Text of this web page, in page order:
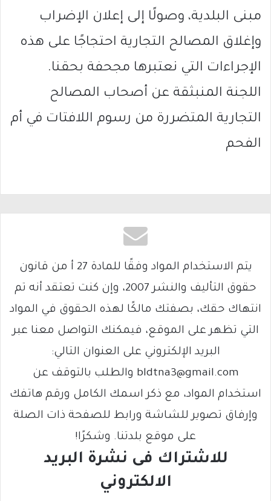
مبنى البلدية، وصولًا إلى إعلان الإضراب
وإغلاق المصالح التجارية احتجاجًا على هذه
الإجراءات التي نعتبرها مجحفة بحقنا.
اللجنة المنبثقة عن أصحاب المصالح
التجارية المتضررة من رسوم اللافتات في أم
الفحم
يتم الاستخدام المواد وفقًا للمادة 27 أ من قانون
حقوق التأليف والنشر 2007، وإن كنت تعتقد أنه تم
انتهاك حقك، بصفتك مالكًا لهذه الحقوق في المواد
التي تظهر على الموقع، فيمكنك التواصل معنا عبر
البريد الإلكتروني على العنوان التالي:
bldtna3@gmail.com والطلب بالتوقف عن
استخدام المواد، مع ذكر اسمك الكامل ورقم هاتفك
وإرفاق تصوير للشاشة ورابط للصفحة ذات الصلة
على موقع بلدتنا. وشكرًا!
للاشتراك فى نشرة البريد
الالكتروني